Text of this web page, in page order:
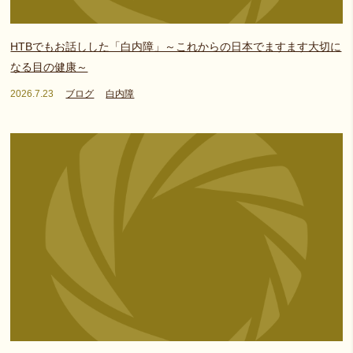
HTBでもお話しした「白内障」～これからの日本でますます大切に
なる目の健康～
2026.7.23 ブログ 白内障